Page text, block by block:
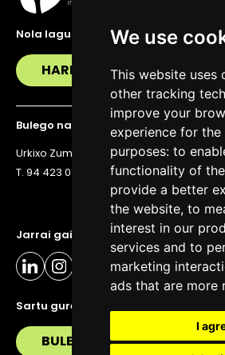
We use
This website uses
other tracking
improve your
experience for
purposes: to
functionality of
provide a better
the website, to
interest in our
services and to
marketing
ads that are more
I
Jarrai gaitzazu eguneratuta egoteko
Sartu gure buletinera
BULETIN
Nola lagundu zaitzakegu?
HARREMANETAN JARRI
Bulego nagusia
Urkixo Zumarkalea 36, 6. solairua, 48011
T. 94 423 07 43